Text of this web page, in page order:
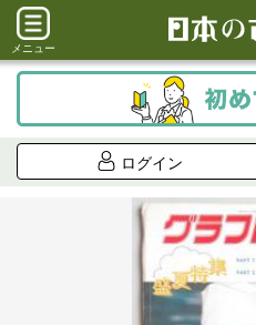
メニュー
ログイン